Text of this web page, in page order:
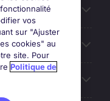
vos
sur "Ajuster
cookies" au
site. Pour
Politique de